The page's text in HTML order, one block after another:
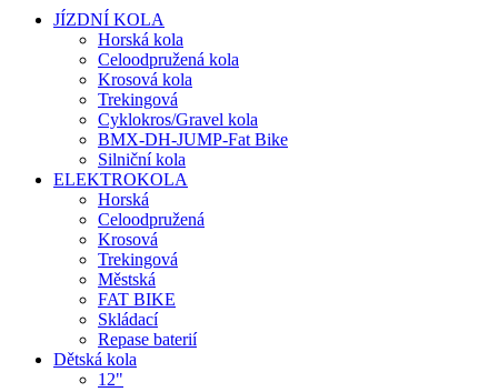
JÍZDNÍ KOLA
Horská kola
Celoodpružená kola
Krosová kola
Trekingová
Cyklokros/Gravel kola
BMX-DH-JUMP-Fat Bike
Silniční kola
ELEKTROKOLA
Horská
Celoodpružená
Krosová
Trekingová
Městská
FAT BIKE
Skládací
Repase baterií
Dětská kola
12"